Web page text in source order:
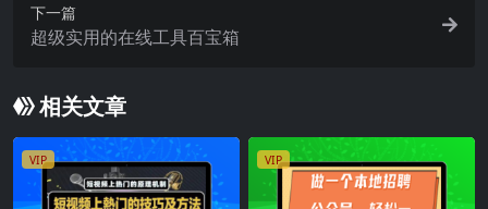
下一篇
超级实用的在线工具百宝箱
相关文章
VIP VIP